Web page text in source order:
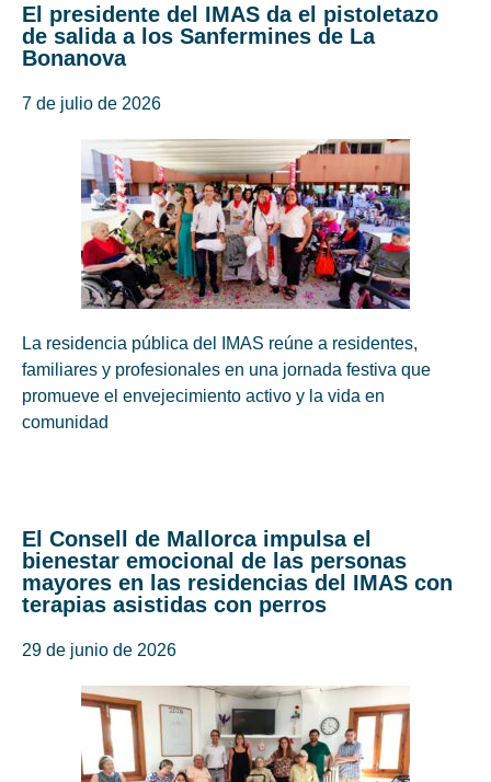
El presidente del IMAS da el pistoletazo
de salida a los Sanfermines de La
Bonanova
7 de julio de 2026
La residencia pública del IMAS reúne a residentes,
familiares y profesionales en una jornada festiva que
promueve el envejecimiento activo y la vida en
comunidad
El Consell de Mallorca impulsa el
bienestar emocional de las personas
mayores en las residencias del IMAS con
terapias asistidas con perros
29 de junio de 2026